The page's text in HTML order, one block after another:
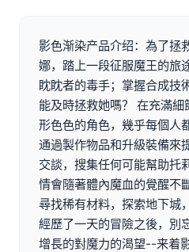
影色渐染产品介绍：為了拯
娜，踏上一段征服魔王的旅
眈眈者的毒手；掌握合成技
能及時拯救她嗎？ 在充滿
形色色的角色，幾乎每個人
通過製作物品和升級裝備來
交談，搜集任何可能幫助托
情會隨著體內魔血的覺醒不
尋找稀有材料，探索地下城
經歷了一天的冒險之後，別
增長的對魔力的渴望--来着